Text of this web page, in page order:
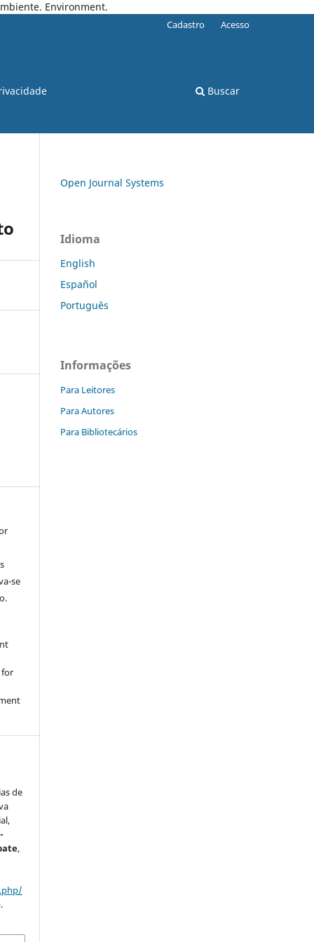
Environment.
Buscar
Cadastro Acesso
se
for
de
,
Open Journal Systems
Idioma
English
Español
Português
Informações
Para Leitores
Para Autores
Para Bibliotecários